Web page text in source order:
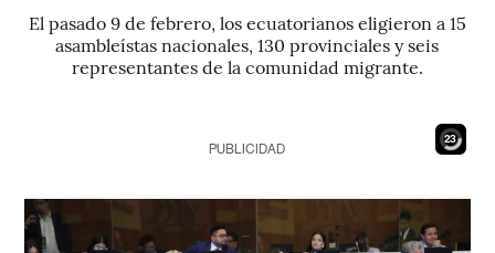
El pasado 9 de febrero, los ecuatorianos eligieron a 15
asambleístas nacionales, 130 provinciales y seis
representantes de la comunidad migrante.
21
PUBLICIDAD